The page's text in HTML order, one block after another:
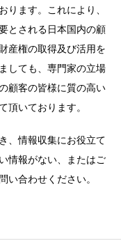
ります。これにより、
とされる日本国内の顧
産権の取得及び活用を
しても、専門家の立場
顧客の皆様に質の高い
頂いております。
、情報収集にお役立て
情報がない、またはご
い合わせください。